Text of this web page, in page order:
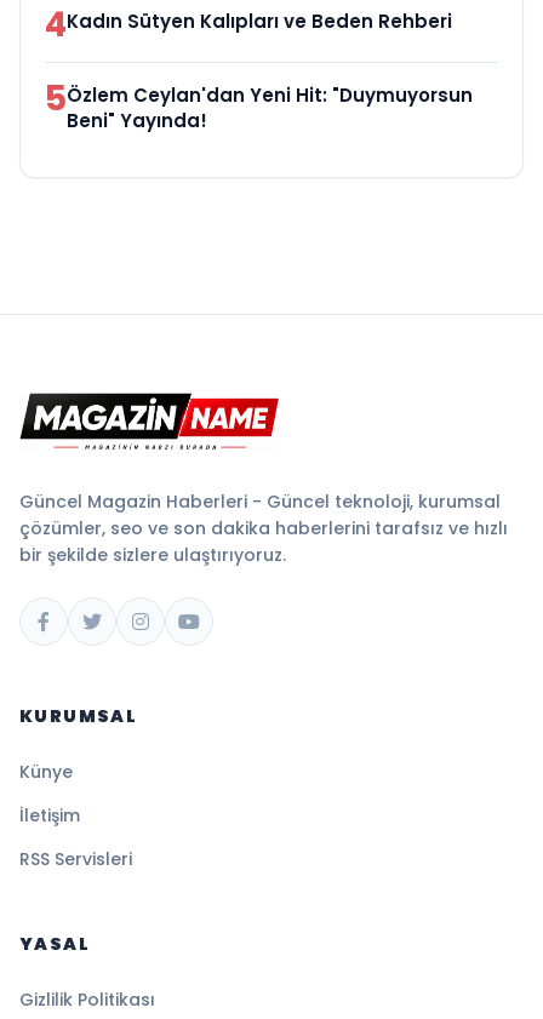
4Kadın Sütyen Kalıpları ve Beden Rehberi
5Özlem Ceylan'dan Yeni Hit: "Duymuyorsun
Beni" Yayında!
Güncel Magazin Haberleri - Güncel teknoloji, kurumsal
çözümler, seo ve son dakika haberlerini tarafsız ve hızlı
bir şekilde sizlere ulaştırıyoruz.
KURUMSAL
Künye
İletişim
RSS Servisleri
YASAL
Gizlilik Politikası